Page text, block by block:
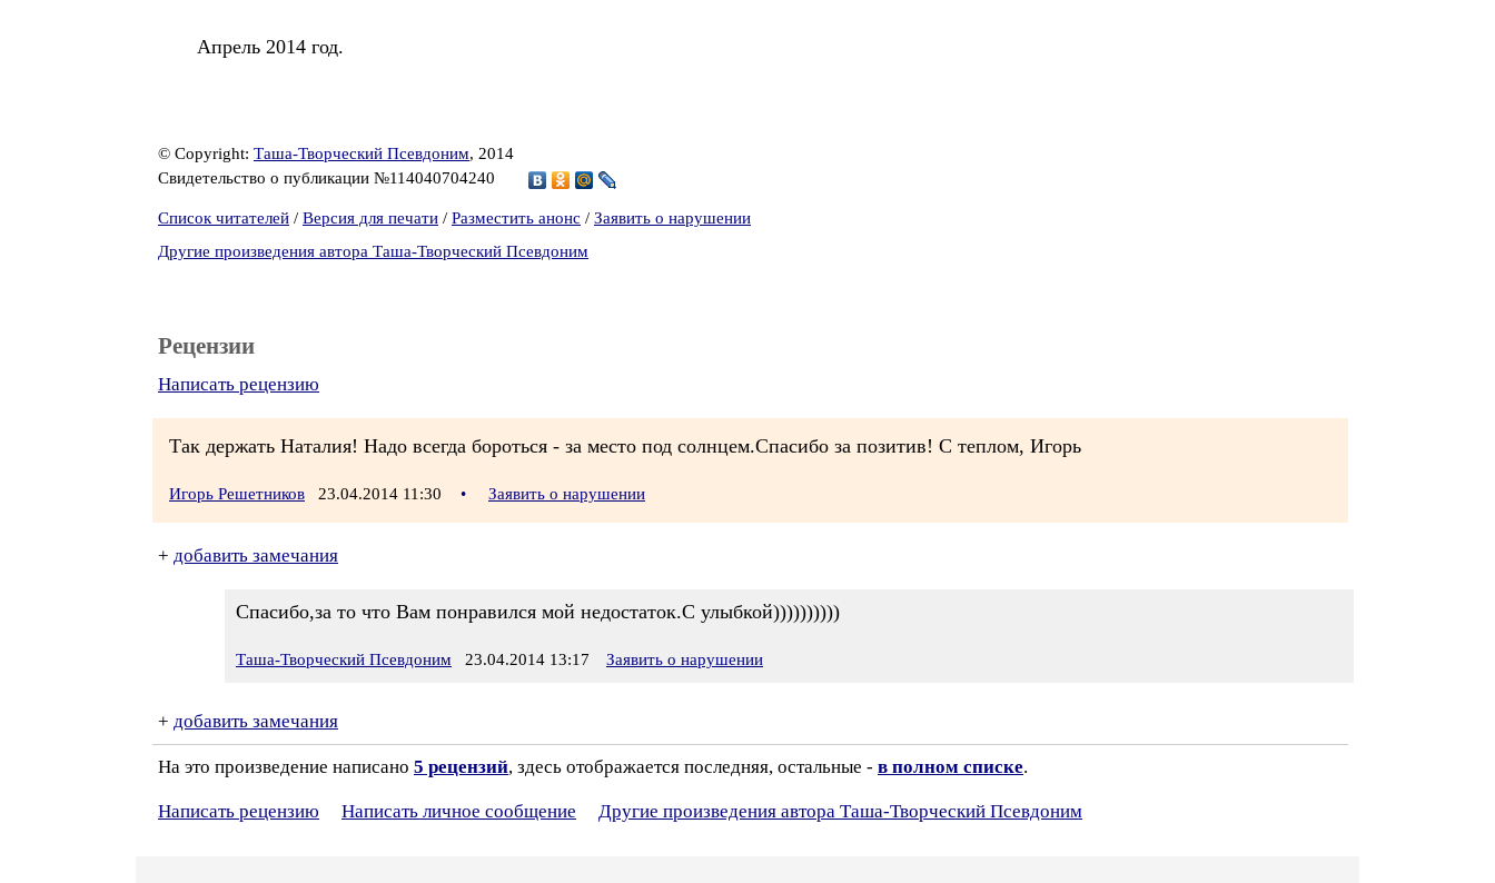
Апрель 2014 год.
© Copyright: Таша-Творческий Псевдоним, 2014
Свидетельство о публикации №114040704240
Список читателей / Версия для печати / Разместить анонс / Заявить о нарушении
Другие произведения автора Таша-Творческий Псевдоним
Рецензии
Написать рецензию
Так держать Наталия! Надо всегда бороться - за место под солнцем.Спасибо за позитив! С теплом, Игорь
Игорь Решетников 23.04.2014 11:30 • Заявить о нарушении
+ добавить замечания
Спасибо,за то что Вам понравился мой недостаток.С улыбкой))))))))))
Таша-Творческий Псевдоним 23.04.2014 13:17 Заявить о нарушении
+ добавить замечания
На это произведение написано 5 рецензий, здесь отображается последняя, остальные - в полном списке.
Написать рецензию Написать личное сообщение Другие произведения автора Таша-Творческий Псевдоним